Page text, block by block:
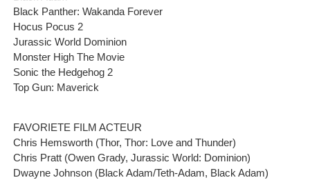
Black Panther: Wakanda Forever
Hocus Pocus 2
Jurassic World Dominion
Monster High The Movie
Sonic the Hedgehog 2
Top Gun: Maverick
FAVORIETE FILM ACTEUR
Chris Hemsworth (Thor, Thor: Love and Thunder)
Chris Pratt (Owen Grady, Jurassic World: Dominion)
Dwayne Johnson (Black Adam/Teth-Adam, Black Adam)